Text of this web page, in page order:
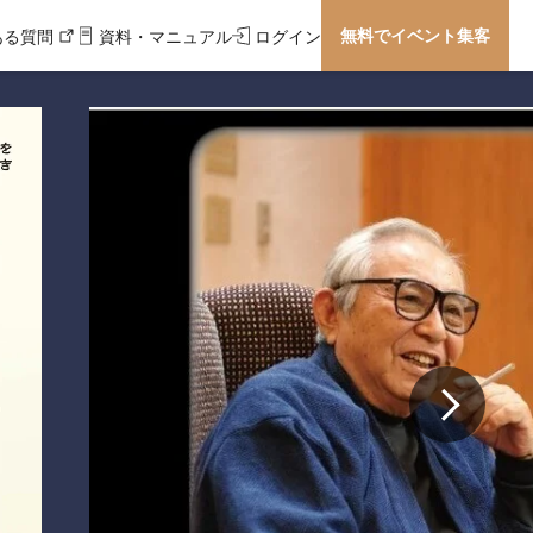
質問 資料・マニュアル ログイン 無料でイベント集客